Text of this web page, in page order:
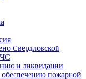
Свердловской
и ликвидации
пожарной